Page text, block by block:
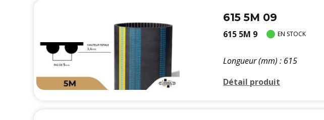
615 5M 09
615 5M 9 EN STOCK
Longueur (mm) : 615
Détail produit